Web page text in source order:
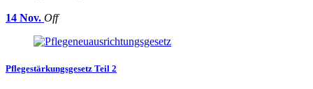
14 Nov. Off
Pflegestärkungsgesetz Teil 2